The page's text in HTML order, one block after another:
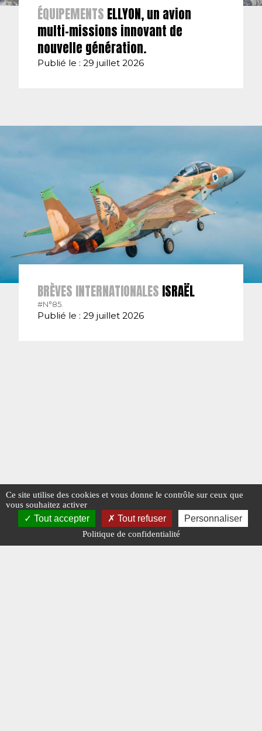
ÉQUIPEMENTS ELLYON, un avion
multi-missions innovant de
nouvelle génération.
Publié le : 29 juillet 2026
BRÈVES INTERNATIONALES ISRAËL
#N°85.
Publié le : 29 juillet 2026
Ce site utilise des cookies et vous donne le contrôle sur ceux que
vous souhaitez activer
Tout accepter Tout refuser Personnaliser
Politique de confidentialité